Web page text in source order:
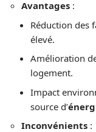
Avantages :
Réduction des
élevé.
Amélioration
logement.
Impact
source d’
Inconvénients :